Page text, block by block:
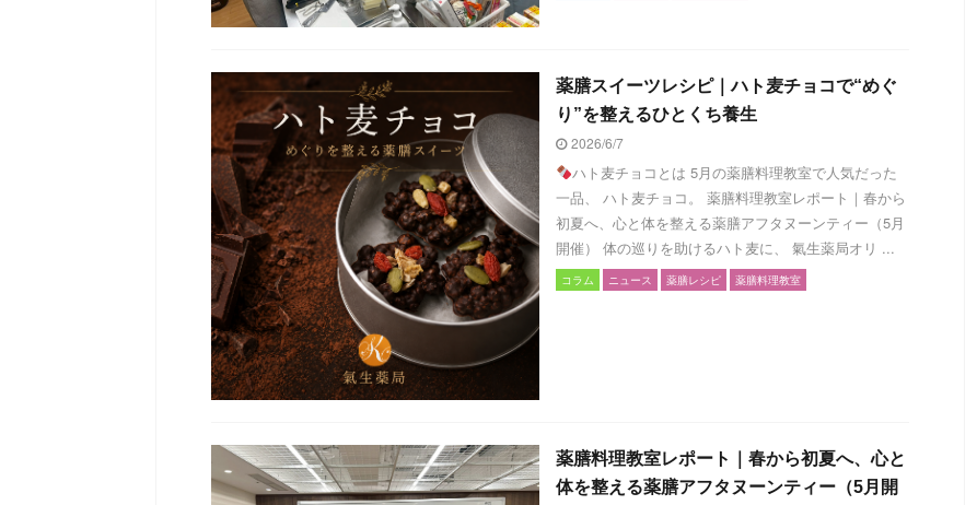
薬膳スイーツレシピ｜ハト麦チョコで“めぐ
り”を整えるひとくち養生
2026/6/7
ハト麦チョコとは 5月の薬膳料理教室で人気だった
一品、 ハト麦チョコ。 薬膳料理教室レポート｜春から
初夏へ、心と体を整える薬膳アフタヌーンティー（5月
開催） 体の巡りを助けるハト麦に、 氣生薬局オリ ...
コラム ニュース 薬膳レシピ 薬膳料理教室
薬膳料理教室レポート｜春から初夏へ、心と
体を整える薬膳アフタヌーンティー（5月開